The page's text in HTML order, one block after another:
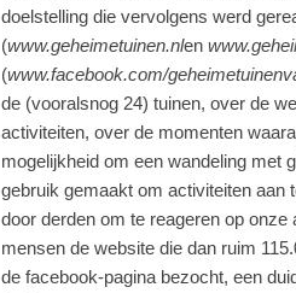
doelstelling die vervolgens werd
(www.geheimetuinen.nlen
(www.facebook.com/
de (vooralsnog 24) tuinen, over de
activiteiten, over de momenten
mogelijkheid om een wandeling met
gebruik gemaakt om activiteiten aan
door derden om te reageren op onze
mensen de website die dan ruim
de facebook-pagina bezocht, een